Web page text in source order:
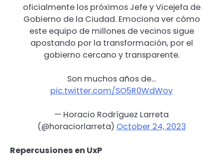
oficialmente los próximos Jefe y Vicejefa de
Gobierno de la Ciudad. Emociona ver cómo
este equipo de millones de vecinos sigue
apostando por la transformación, por el
gobierno cercano y transparente.
Son muchos años de…
pic.twitter.com/SO5R0WdWoy
— Horacio Rodríguez Larreta
(@horaciorlarreta) October 24, 2023
Repercusiones en UxP